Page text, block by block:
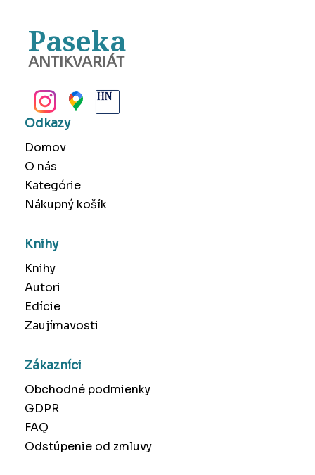
Paseka
ANTIKVARIÁT
Odkazy
Domov
O nás
Kategórie
Nákupný košík
Knihy
Knihy
Autori
Edície
Zaujímavosti
Zákazníci
Obchodné podmienky
GDPR
FAQ
Odstúpenie od zmluvy